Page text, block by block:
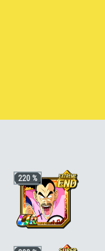
220 %
+3 ki, +200% HP & +170% ATT/DEF